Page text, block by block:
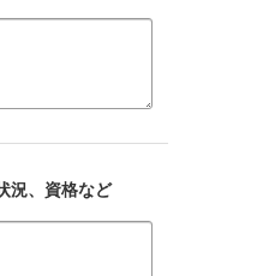
況、資格など